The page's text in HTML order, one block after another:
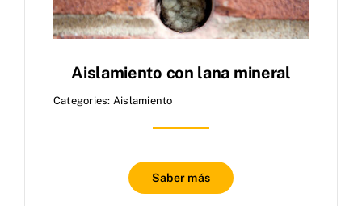
Aislamiento con lana mineral
Categories: Aislamiento
Saber más